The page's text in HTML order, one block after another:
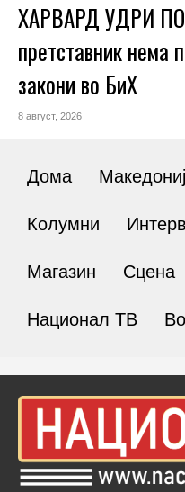
ХАРВАРД УДРИ ПО
претставник нема
закони во БиХ
8 август, 2026
Дома
Колумни
Магазин Сцена
Национал ТВ